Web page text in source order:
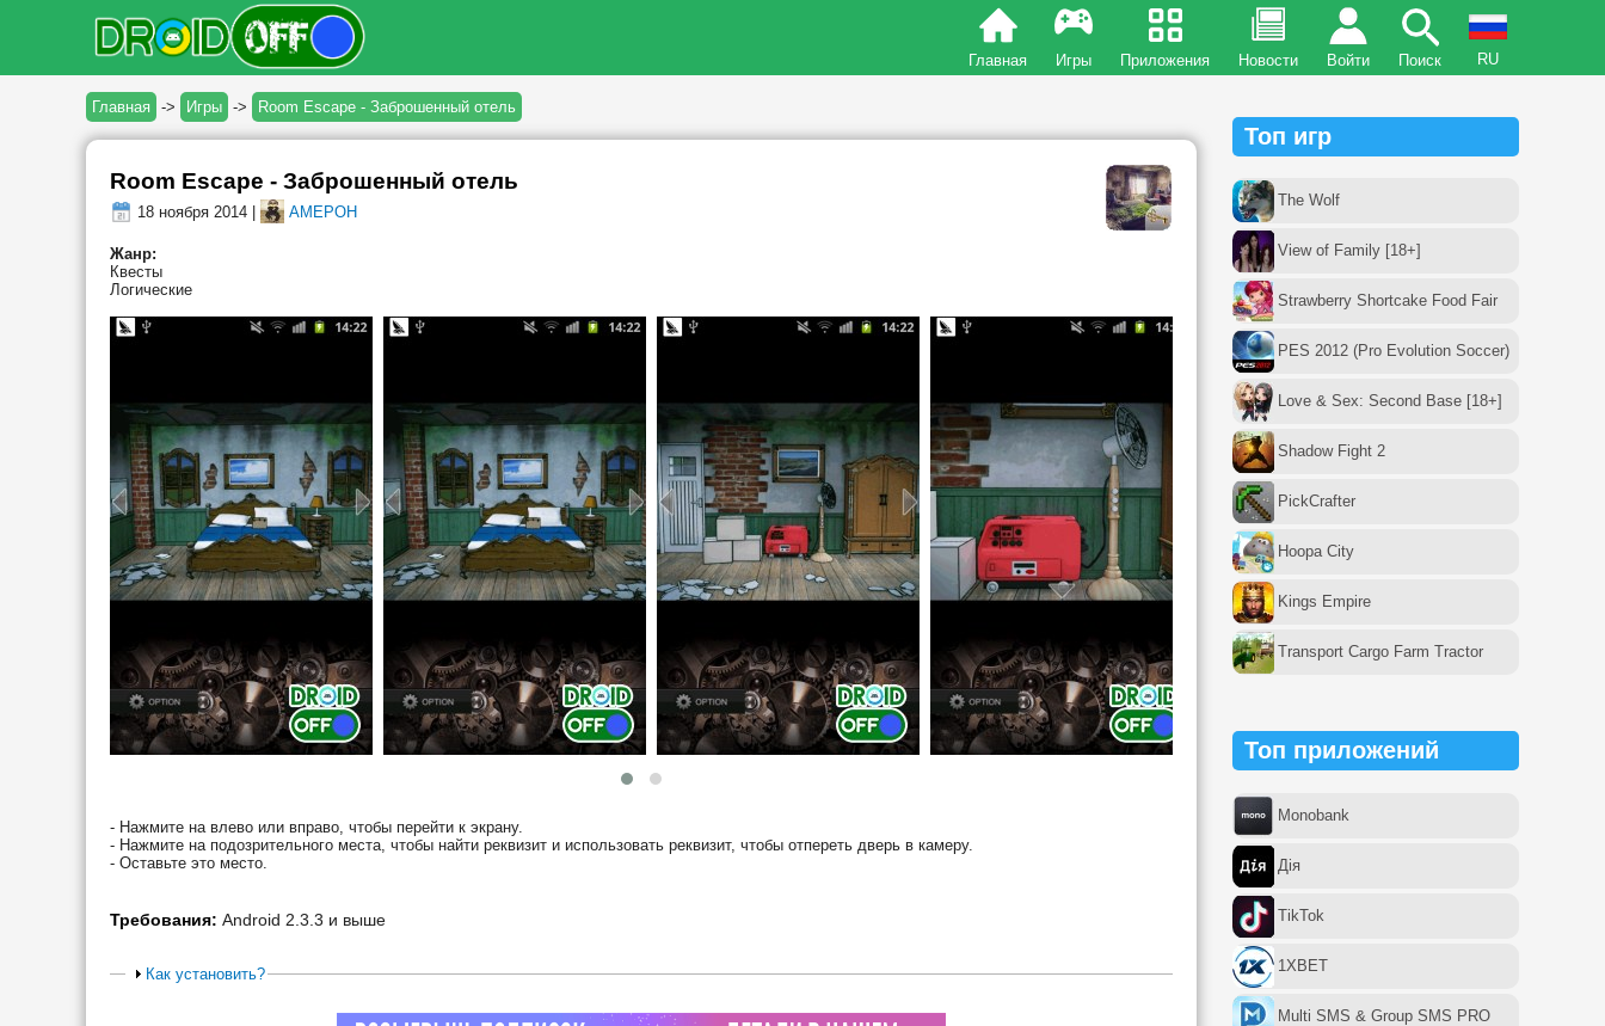
Главная Игры Приложения Новости Войти Поиск RU
Главная -> Игры -> Room Escape - Заброшенный отель
Room Escape - Заброшенный отель
18 ноября 2014 | AMEPOH
Жанр:
Квесты
Логические
- Нажмите на влево или вправо, чтобы перейти к экрану.
- Нажмите на подозрительного места, чтобы найти реквизит и использовать реквизит, чтобы отпереть дверь в камеру.
- Оставьте это место.
Требования: Android 2.3.3 и выше
Как установить?
Топ игр
The Wolf
View of Family [18+]
Strawberry Shortcake Food Fair
PES 2012 (Pro Evolution Soccer)
Love & Sex: Second Base [18+]
Shadow Fight 2
PickCrafter
Hoopa City
Kings Empire
Transport Cargo Farm Tractor
Топ приложений
Monobank
Дія
TikTok
1XBET
Multi SMS & Group SMS PRO